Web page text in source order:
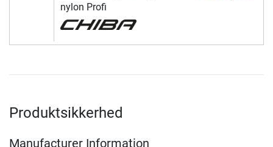
nylon Profi
Produktsikkerhed
Manufacturer Information